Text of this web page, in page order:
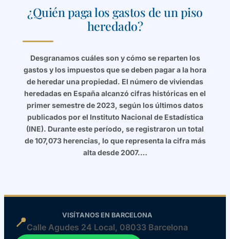
¿Quién paga los gastos de un piso
heredado?
Desgranamos cuáles son y cómo se reparten los
gastos y los impuestos que se deben pagar a la hora
de heredar una propiedad. El número de viviendas
heredadas en España alcanzó cifras históricas en el
primer semestre de 2023, según los últimos datos
publicados por el Instituto Nacional de Estadística
(INE). Durante este período, se registraron un total
de 107,073 herencias, lo que representa la cifra más
alta desde 2007.…
📍 VISÍTANOS EN BARCELONA
Calle Agudes 24 Local, 08033 Barcelona